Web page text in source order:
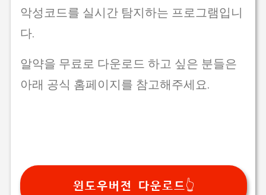
악성코드를 실시간 탐지하는 프로그램입니
다.
알약을 무료로 다운로드 하고 싶은 분들은
아래 공식 홈페이지를 참고해주세요.
윈도우버전 다운로드👆